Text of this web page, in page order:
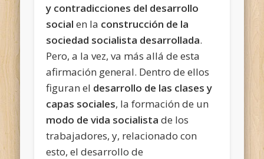
y contradicciones del desarrollo
social en la construcción de la
sociedad socialista desarrollada.
Pero, a la vez, va más allá de esta
afirmación general. Dentro de ellos
figuran el desarrollo de las clases y
capas sociales, la formación de un
modo de vida socialista de los
trabajadores, y, relacionado con
esto, el desarrollo de